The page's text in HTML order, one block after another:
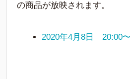
の商品が放映されます。
2020年4月8日 20:00〜